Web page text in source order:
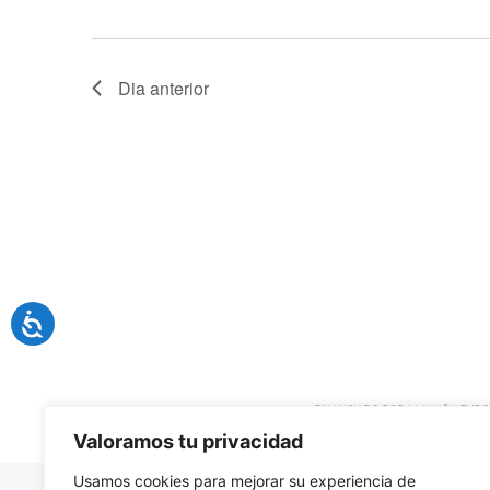
Valoramos tu privacidad
Usamos cookies para mejorar su experiencia de
Dia anterior